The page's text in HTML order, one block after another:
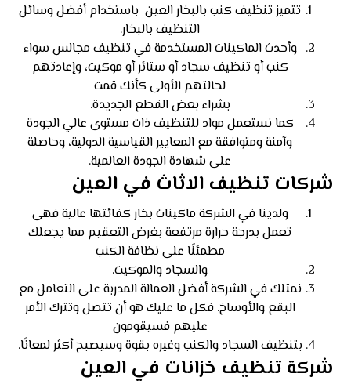
تتميز تنظيف كنب بالبخار العين باستخدام أفضل وسائل
التنظيف بالبخار.
وأحدث الماكينات المستخدمة في تنظيف مجالس سواء
كنب أو تنظيف سجاد أو ستائر أو موكيت، وإعادتهم
لحالتهم الأولى كأنك قمت
بشراء بعض القطع الجديدة.
كما نستعمل مواد للتنظيف ذات مستوى عالي الجودة
وآمنة ومتوافقة مع المعايير القياسية الدولية، وحاصلة
على شهادة الجودة العالمية.
شركات تنظيف الاثاث في العين
ولدينا في الشركة ماكينات بخار كفائتها عالية فهى
تعمل بدرجة حرارة مرتفعة بغرض التعقيم مما يجعلك
مطمئنًا على نظافة الكنب
والسجاد والموكيت.
نمتلك في الشركة أفضل العمالة المدربة على التعامل مع
البقع والأوساخ. فكل ما عليك هو أن تتصل وتترك الأمر
عليهم فسيقومون
بتنظيف السجاد والكنب وغيره بقوة وسيصبح أكثر لمعانًا.
شركة تنظيف خزانات في العين